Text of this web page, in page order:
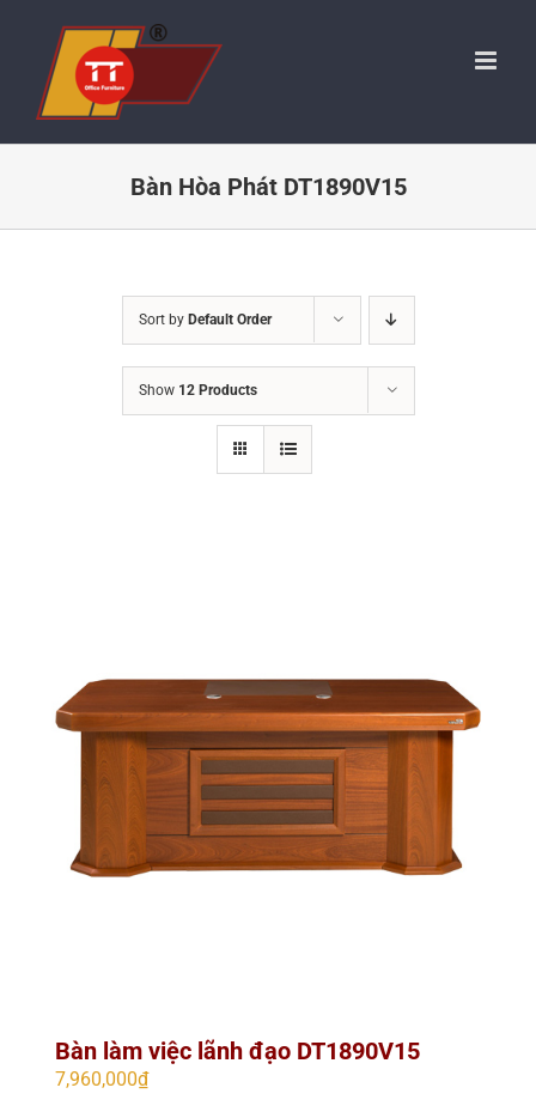
content
Bàn Hòa Phát DT1890V15
Sort by Default Order
Show 12 Products
Bàn làm việc lãnh đạo DT1890V15
7,960,000₫